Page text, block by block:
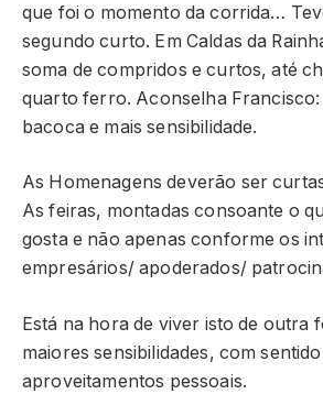
que foi o momento da corrida…
segundo curto. Em Caldas da
soma de compridos e curtos, até
quarto ferro. Aconselha
bacoca e mais sensibilidade.
As Homenagens deverão ser
As feiras, montadas consoante o
gosta e não apenas conforme os
empresários/ apoderados/
Está na hora de viver isto de outra
maiores sensibilidades, com
aproveitamentos pessoais.